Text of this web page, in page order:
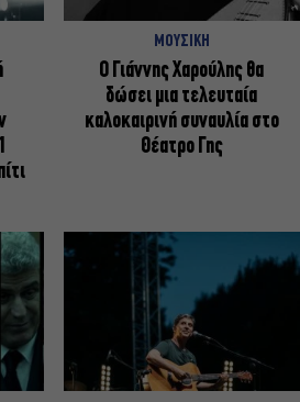
ΜΟΥΣΙΚΗ
Ο Γιάννης Χαρούλης θα
δώσει μια τελευταία
καλοκαιρινή συναυλία στο
Θέατρο Γης